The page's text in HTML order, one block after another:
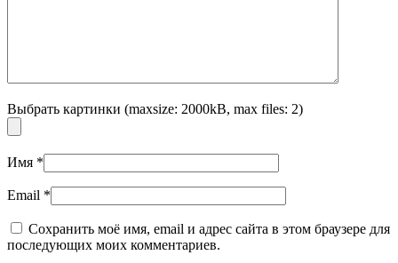
Выбрать картинки (maxsize: 2000kB, max files: 2)
Имя *
Email *
Сохранить моё имя, email и адрес сайта в этом браузере для
последующих моих комментариев.